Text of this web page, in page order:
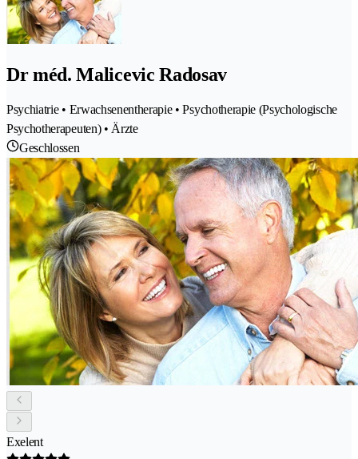
Dr méd. Malicevic Radosav
Psychiatrie • Erwachsenentherapie • Psychotherapie (Psychologische
Psychotherapeuten) • Ärzte
Geschlossen
Exelent